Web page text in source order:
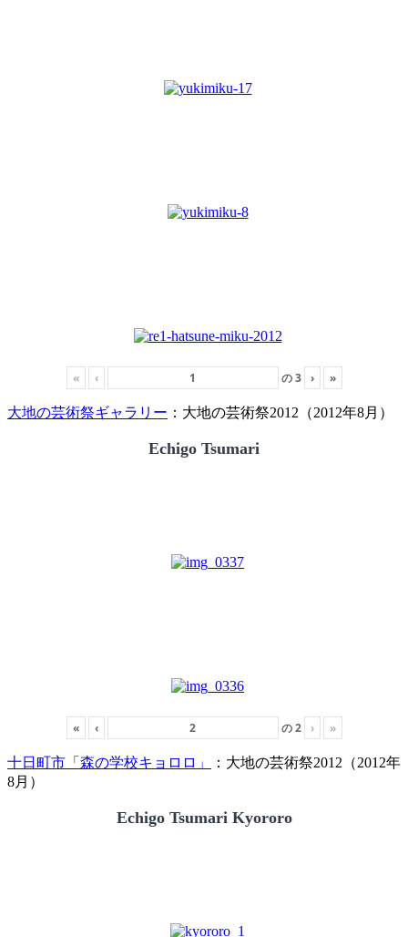
« ‹ の3 › »
大地の芸術祭ギャラリー ：大地の芸術祭2012（2012年8月）
Echigo Tsumari
« ‹ の2 › »
十日町市「森の学校キョロロ」
：大地の芸術祭2012（2012年
8月）
Echigo Tsumari Kyororo